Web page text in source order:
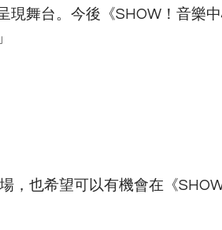
現舞台。今後《SHOW！音樂
，也希望可以有機會在《